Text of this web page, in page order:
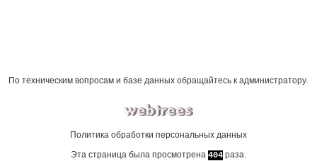
По техническим вопросам и базе данных обращайтесь к администратору.
Политика обработки персональных данных
Эта страница была просмотрена 404 раза.